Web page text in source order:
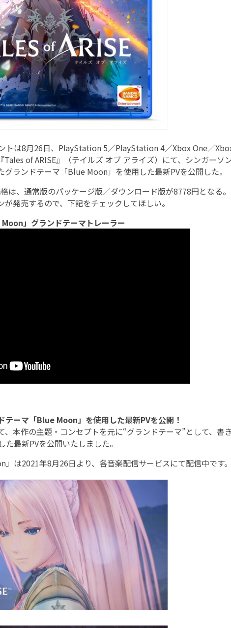
トは8月26日、PlayStation 5／PlayStation 4／Xbox One／
of ARISE』（テイルズ オブ アライズ）にて、シンガーソ
ランドテーマ「Blue Moon」を使用した最新PVを公開した。
は、通常版のパッケージ版／ダウンロード版が8778円となる。
発売するので、下記をチェックしてほしい。
」グランドテーマトレーラー
テーマ「Blue Moon」を使用した最新PVを公開！
本作の主題・コンセプトを元に“グランドテーマ”として、書き
最新PVを公開いたしました。
は2021年8月26日より、各音楽配信サービスにて配信中です。